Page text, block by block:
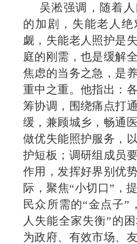
吴淞强调，随着
的加剧，失能老人
觑，失能老人照护是
庭的刚需，也是缓解
焦虑的当务之急，是
重中之重。他指出：
筹协调，围绕痛点打
缓，兼顾城乡，畅通
做优失能照护服务，
护短板；调研组成员
作用，发挥好界别优
际，聚焦“小切口”，
民众所需的“金点子”
人失能全家失衡”的
为政府、有效市场、